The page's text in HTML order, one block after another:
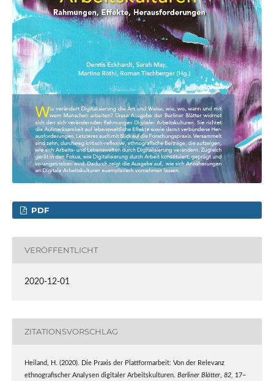
PDF
VERÖFFENTLICHT
2020-12-01
ZITATIONSVORSCHLAG
Heiland, H. (2020). Die Praxis der Plattformarbeit: Von der Relevanz
ethnografischer Analysen digitaler Arbeitskulturen. Berliner Blätter, 82, 17–